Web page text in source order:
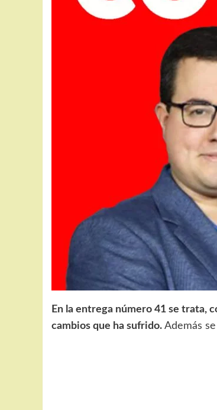
En la entrega número 41 se trata,
cambios que ha sufrido. Además